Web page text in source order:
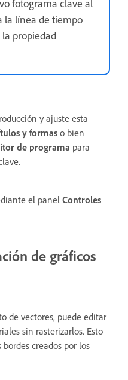
fotograma clave al
la línea de tiempo
propiedad
y ajuste esta
y formas o bien
de programa para
el panel Controles
de gráficos
de vectores, puede editar
sin rasterizarlos. Esto
creados por los